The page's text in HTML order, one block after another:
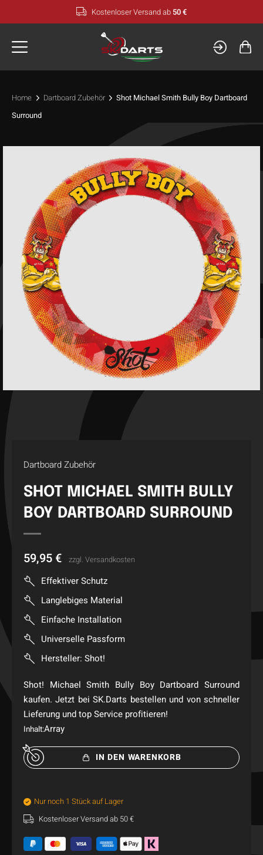
Inhalt
Kostenloser Versand ab 50 €
Home Dartboard Zubehör
Shot Michael Smith Bully Boy Dartboard
Surround
Dartboard Zubehör
SHOT MICHAEL SMITH BULLY
BOY DARTBOARD SURROUND
59,95 € zzgl. Versandkosten
Effektiver Schutz
Langlebiges Material
Einfache Installation
Universelle Passform
Hersteller: Shot!
Shot! Michael Smith Bully Boy Dartboard Surround
kaufen. Jetzt bei SK.Darts bestellen und von schneller
Lieferung und top Service profitieren!
Inhalt:Array
IN DEN WARENKORB
Nur noch 1 Stück auf Lager
Kostenloser Versand ab 50 €